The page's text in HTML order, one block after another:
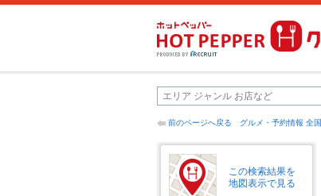
前のページへ戻る グルメ・予約情報 全国
この検索結果を
地図表示で見る